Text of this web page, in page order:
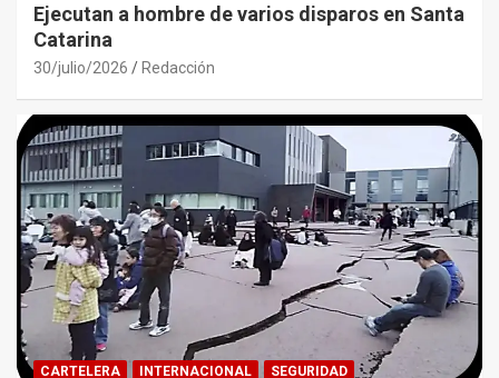
Ejecutan a hombre de varios disparos en Santa
Catarina
30/julio/2026 Redacción
CARTELERA INTERNACIONAL SEGURIDAD